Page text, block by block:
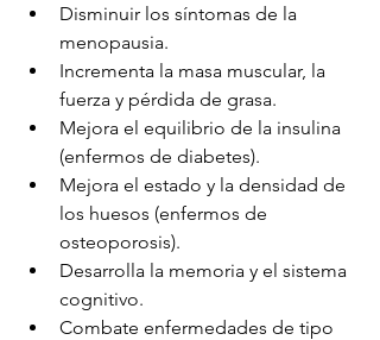
Disminuir los síntomas de la
menopausia.
Incrementa la masa muscular, la
fuerza y pérdida de grasa.
Mejora el equilibrio de la insulina
(enfermos de diabetes).
Mejora el estado y la densidad de
los huesos (enfermos de
osteoporosis).
Desarrolla la memoria y el sistema
cognitivo.
Combate enfermedades de tipo